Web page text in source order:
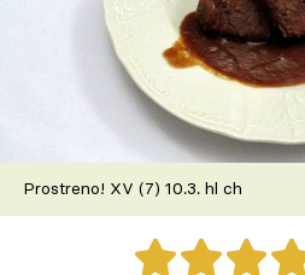
TV Program
Škola vaření
Recepty z TV
Speciál: Cuketa
Těhotnej kuchař
Prostreno! XV (7) 10.3. hl ch